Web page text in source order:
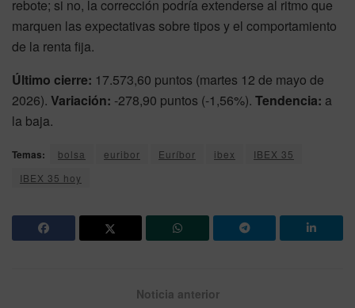
rebote; si no, la corrección podría extenderse al ritmo que
marquen las expectativas sobre tipos y el comportamiento
de la renta fija.
Último cierre: 17.573,60 puntos (martes 12 de mayo de
2026). Variación: -278,90 puntos (-1,56%). Tendencia: a
la baja.
Temas: bolsa euribor Euríbor ibex
IBEX 35
IBEX 35 hoy
Noticia anterior